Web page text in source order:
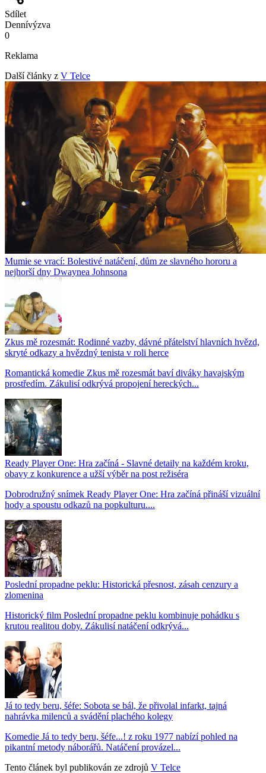
Sdílet
Dennívýzva
0
Reklama
Další články z V Telce
Mumie se vrací: Bolestivé natáčení, dům ze slavného hororu a
nejhorší dny Dwaynea Johnsona
Zkus mě rozesmát: Rodinné vazby, dávné přátelství hlavních hvězd,
skryté odkazy a hvězdný tenista v roli herce
Romantická komedie Zkus mě rozesmát baví diváky havajským
prostředím. Zákulisí odkrývá propojení hereckých...
Ready Player One: Hra začíná - Slavné detaily na každém kroku,
obavy z konkurence a užší výběr na post režiséra
Dobrodružný snímek Ready Player One: Hra začíná přináší vizuální
hody a spoustu odkazů na popkulturu....
Poslední propadne peklu: Historická přesnost, zásah cenzury a
zlomenina
Historický film Poslední propadne peklu kombinuje pohádku s
krutou realitou doby. Zákulisí natáčení odkrývá...
Já to tedy beru, šéfe: Sobota se bál, že přivolal infarkt, tajná
nahrávka milenců a svádění plachého kolegy
Komedie Já to tedy beru, šéfe...! z roku 1977 nabízí pohled na
pikantní metody náborářů. Natáčení provázel...
Tento článek byl publikován ze zdrojů V Telce